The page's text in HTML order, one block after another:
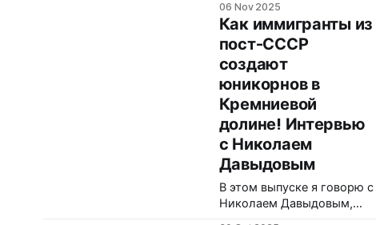
адаптации в Кремниевой
долине, о том, как строить
бизнес и привлекать
инвестиции, и почему для
многих эмигрантов
главная проблема —
умение себя продавать.
Ниже — честные ответы из
разговора: от бытовых
испытаний коливинга до
практики работы
венчурного фонда. Путь в
06 Nov 2025
Как иммигранты из
пост-СССР
создают
юникорнов в
Кремниевой
долине! Интервью
с Николаем
Давыдовым
В этом выпуске я говорю с
Николаем Давыдовым,